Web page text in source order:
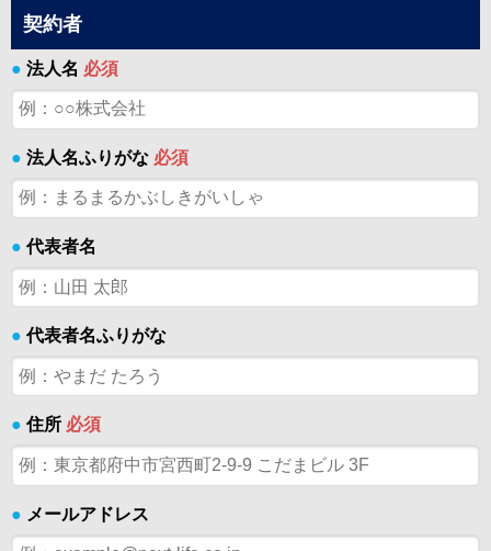
契約者
● 法人名 必須
● 法人名ふりがな 必須
● 代表者名
● 代表者名ふりがな
● 住所 必須
● メールアドレス